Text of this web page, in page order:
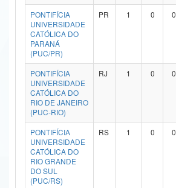
Controladoria-Geral da União
Ministério da Mulher, da Família e dos Direitos Humanos
Secretaria de Governo
Gabinete de Segurança Institucional
Advocacia-Geral da União
Banco Central do Brasil
PONTIFÍCIA
UNIVERSIDADE
CATÓLICA DO
PARANÁ
(PUC/PR)
PR 1 0 0
PONTIFÍCIA
UNIVERSIDADE
CATÓLICA DO
RIO DE JANEIRO
(PUC-RIO)
RJ 1 0 0
PONTIFÍCIA
UNIVERSIDADE
CATÓLICA DO
RIO GRANDE
DO SUL
(PUC/RS)
RS 1 0 0